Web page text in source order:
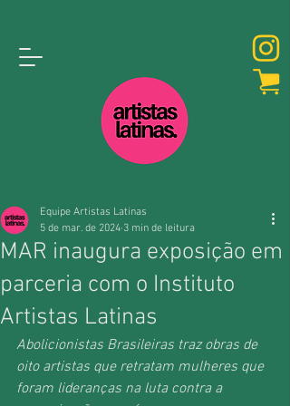
MAR inaugura exposição em
parceria com o Instituto
Artistas Latinas
Equipe Artistas Latinas
5 de mar. de 2024 3 min de leitura
Abolicionistas Brasileiras traz obras de
oito artistas que retratam mulheres que
foram lideranças na luta contra a